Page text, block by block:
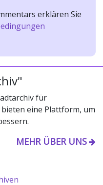
erklären Sie
für
eine Plattform, um
MEHR ÜBER UNS